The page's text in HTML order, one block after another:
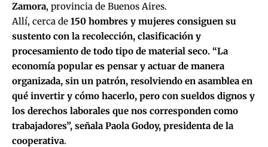
Zamora, provincia de Buenos Aires.
Allí, cerca de 150 hombres y mujeres consiguen su
sustento con la recolección, clasificación y
procesamiento de todo tipo de material seco. “La
economía popular es pensar y actuar de manera
organizada, sin un patrón, resolviendo en asamblea en
qué invertir y cómo hacerlo, pero con sueldos dignos y
los derechos laborales que nos corresponden como
trabajadores”, señala Paola Godoy, presidenta de la
cooperativa.